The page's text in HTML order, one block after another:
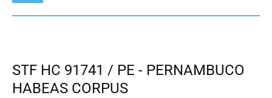
STF HC 91741 / PE - PERNAMBUCO
HABEAS CORPUS